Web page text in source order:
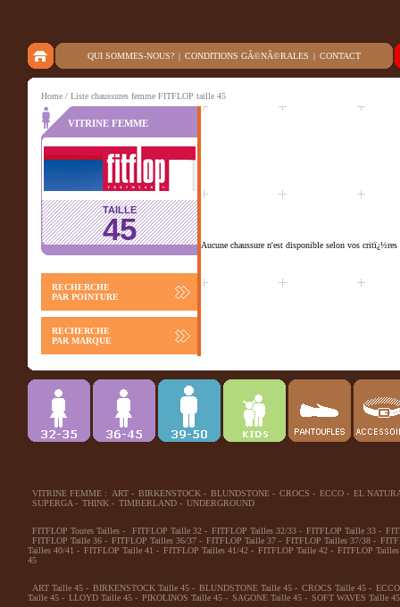
QUI SOMMES-NOUS? | CONDITIONS GÃ©NÃ©RALES | CONTACT
Home / Liste chaussures femme FITFLOP taille 45
VITRINE FEMME
TAILLE
45
RECHERCHE
PAR POINTURE
RECHERCHE
PAR MARQUE
Aucune chaussure n'est disponible selon vos critï¿½res
VITRINE FEMME : ART - BIRKENSTOCK - BLUNDSTONE - CROCS - ECCO - EL
SUPERGA - THINK - TIMBERLAND - UNDERGROUND
FITFLOP Toutes Tailles - FITFLOP Taille 32 - FITFLOP Tailles 32/33 - FITFLOP Taille 33 -
FITFLOP Taille 36 - FITFLOP Tailles 36/37 - FITFLOP Taille 37 - FITFLOP Tailles 37/38 -
Tailles 40/41 - FITFLOP Taille 41 - FITFLOP Tailles 41/42 - FITFLOP Taille 42 - FITFLOP
45
ART Taille 45 - BIRKENSTOCK Taille 45 - BLUNDSTONE Taille 45 - CROCS Taille 45 -
Taille 45 - LLOYD Taille 45 - PIKOLINOS Taille 45 - SAGONE Taille 45 - SOFT WAVES Taille 45